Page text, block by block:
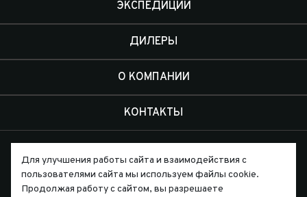
ЭКСПЕДИЦИИ
ДИЛЕРЫ
О КОМПАНИИ
КОНТАКТЫ
Для улучшения работы сайта и взаимодействия с
пользователями сайта мы используем файлы cookie.
Продолжая работу с сайтом, вы разрешаете